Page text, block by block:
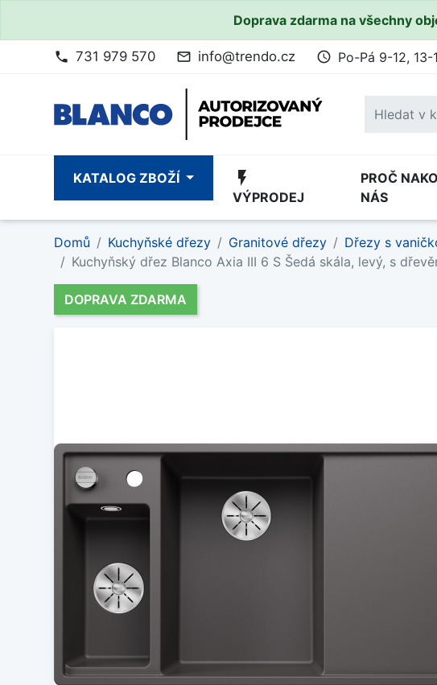
Doprava zdarma na všechny
phone 731 979 570 mail_outline info@trendo.cz access_time Po-Pá 9-12, 13-
KATALOG ZBOŽÍ flash_on
VÝPRODEJ
PROČ
NÁS
Domů Kuchyňské dřezy Granitové dřezy
Dřezy s
Kuchyňský dřez Blanco Axia III 6 S Šedá skála, levý, s
DOPRAVA ZDARMA